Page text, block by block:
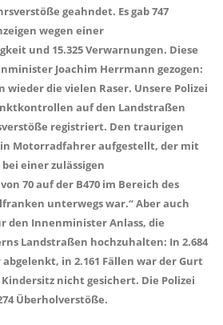
geahndet. Es gab 747
wegen einer
und 15.325 Verwarnungen. Diese
Joachim Herrmann gezogen:
die vielen Raser. Unsere Polizei
auf den Landstraßen
registriert. Den traurigen
Motorradfahrer aufgestellt, der mit
einer zulässigen
70 auf der B470 im Bereich des
unterwegs war.“ Aber auch
den Innenminister Anlass, die
Landstraßen hochzuhalten: In 2.684
in 2.161 Fällen war der Gurt
nicht gesichert. Die Polizei
Überholverstöße.